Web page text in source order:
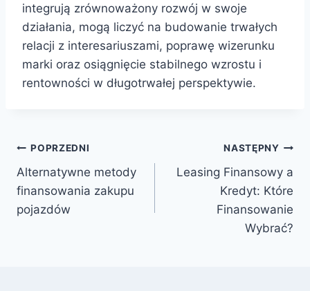
integrują zrównoważony rozwój w swoje
działania, mogą liczyć na budowanie trwałych
relacji z interesariuszami, poprawę wizerunku
marki oraz osiągnięcie stabilnego wzrostu i
rentowności w długotrwałej perspektywie.
Nawigacja
wpisu
POPRZEDNI
Alternatywne metody
finansowania zakupu
pojazdów
NASTĘPNY
Leasing Finansowy a
Kredyt: Które
Finansowanie
Wybrać?